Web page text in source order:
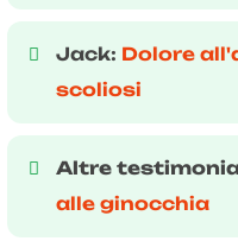
Jack: Dolore
scoliosi
Altre
alle ginocchia